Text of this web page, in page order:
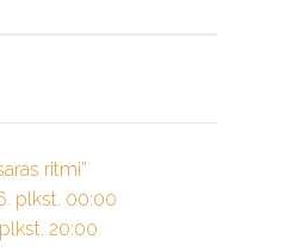
ritmi”
plkst. 00:00
20:00